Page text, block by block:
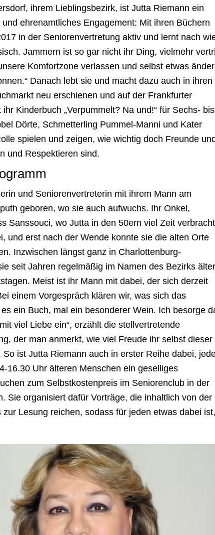
ihrem Lieblingsbezirk, ist Jutta Riemann ein
ehrenamtliches Engagement: Mit ihren Büchern
in der Seniorenvertretung aktiv und lernt nach
Jammern ist so gar nicht ihr Ding, vielmehr
Komfortzone verlassen und selbst etwas
Danach lebt sie und macht dazu auch in ihren
neu erschienen und auf der Frankfurter
Kinderbuch „Verpummelt? Na und!“ für Sechs- bis
Dörte, Schmetterling Pummel-Manni und Kater
spielen und zeigen, wie wichtig doch Freunde
und Respektieren sind.
und Seniorenvertreterin mit ihrem Mann am
geboren, wo sie auch aufwuchs. Ihr Onkel,
Sanssouci, wo Jutta in den 50ern viel Zeit
und erst nach der Wende konnte sie die alten Orte
Inzwischen längst ganz in Charlottenburg-
seit Jahren regelmäßig im Namen des Bezirks
Meist ist ihr Mann mit dabei, der sich derzeit
einem Vorgespräch klären wir, was sich das
ein Buch, mal ein besonderer Wein. Ich besorge
viel Liebe ein“, erzählt die stellvertretende
der man anmerkt, wie viel Freude ihr selbst dieser
ist Jutta Riemann auch in erster Reihe dabei,
16.30 Uhr älteren Menschen ein geselliges
zum Selbstkostenpreis im Seniorenclub in der
Sie organisiert dafür Vorträge, die inhaltlich von der
Lesung reichen, sodass für jeden etwas dabei ist,